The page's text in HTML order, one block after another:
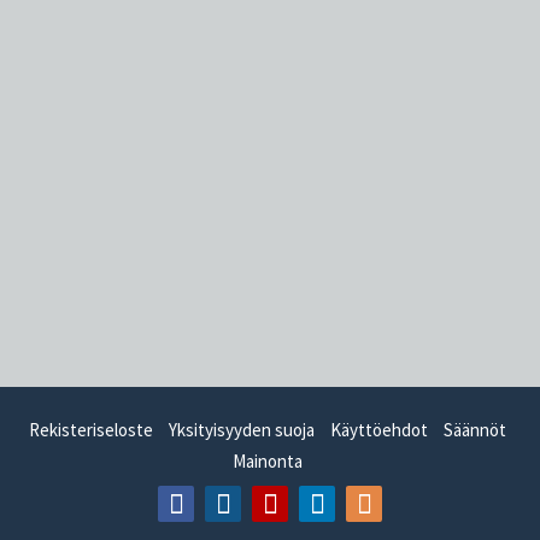
Rekisteriseloste Yksityisyyden suoja Käyttöehdot
Säännöt
Mainonta